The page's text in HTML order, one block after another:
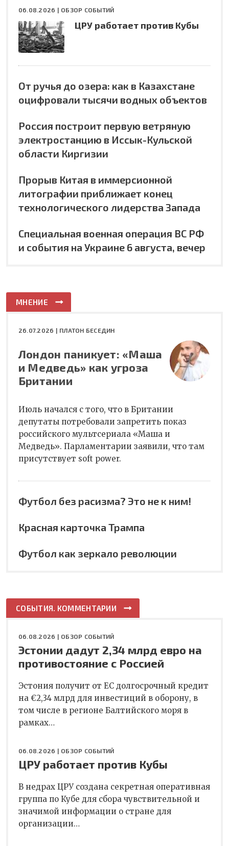
06.08.2026 | ОБЗОР СОБЫТИЙ
ЦРУ работает против Кубы
От ручья до озера: как в Казахстане
оцифровали тысячи водных объектов
Россия построит первую ветряную
электростанцию в Иссык-Кульской
области Киргизии
Прорыв Китая в иммерсионной
литографии приближает конец
технологического лидерства Запада
Специальная военная операция ВС РФ
и события на Украине 6 августа, вечер
МНЕНИЕ
26.07.2026 | ПЛАТОН БЕСЕДИН
Лондон паникует: «Маша
и Медведь» как угроза
Британии
Июль начался с того, что в Британии
депутаты потребовали запретить показ
российского мультсериала «Маша и
Медведь». Парламентарии заявили, что там
присутствует soft power.
Футбол без расизма? Это не к ним!
Красная карточка Трампа
Футбол как зеркало революции
СОБЫТИЯ. КОММЕНТАРИИ
06.08.2026 | ОБЗОР СОБЫТИЙ
Эстонии дадут 2,34 млрд евро на
противостояние с Россией
Эстония получит от ЕС долгосрочный кредит
на €2,34 млрд для инвестиций в оборону, в
том числе в регионе Балтийского моря в
рамках…
06.08.2026 | ОБЗОР СОБЫТИЙ
ЦРУ работает против Кубы
В недрах ЦРУ создана секретная оперативная
группа по Кубе для сбора чувствительной и
значимой информации о стране для
организации…